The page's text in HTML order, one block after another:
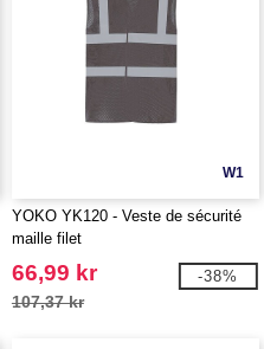
W1
YOKO YK120 - Veste de sécurité
maille filet
66,99 kr
107,37 kr
-38%